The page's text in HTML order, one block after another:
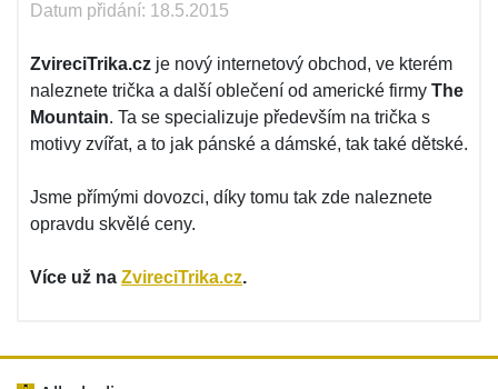
Datum přidání: 18.5.2015
ZvireciTrika.cz je nový internetový obchod, ve kterém
naleznete trička a další oblečení od americké firmy The
Mountain. Ta se specializuje především na trička s
motivy zvířat, a to jak pánské a dámské, tak také dětské.
Jsme přímými dovozci, díky tomu tak zde naleznete
opravdu skvělé ceny.
Více už na ZvireciTrika.cz.